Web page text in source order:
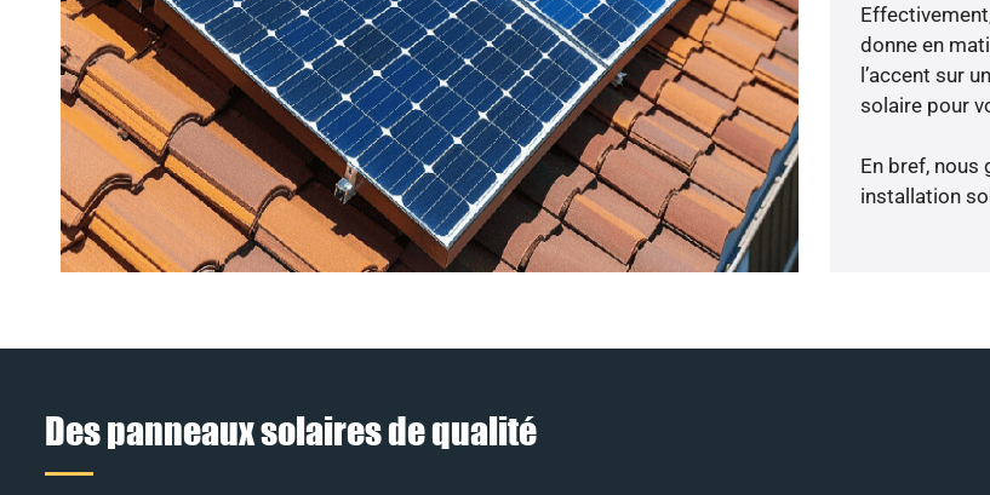
donne en
l’accent sur
solaire pour
En bref, nous
installation
Des panneaux solaires de qualité